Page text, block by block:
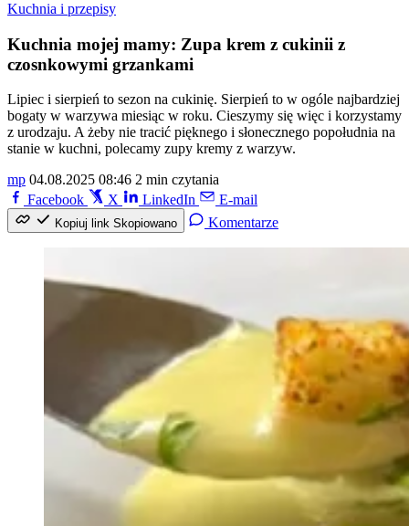
Kuchnia i przepisy
Kuchnia mojej mamy: Zupa krem z cukinii z
czosnkowymi grzankami
Lipiec i sierpień to sezon na cukinię. Sierpień to w ogóle najbardziej
bogaty w warzywa miesiąc w roku. Cieszymy się więc i korzystamy
z urodzaju. A żeby nie tracić pięknego i słonecznego popołudnia na
stanie w kuchni, polecamy zupy kremy z warzyw.
mp 04.08.2025 08:46 2 min czytania
Facebook
X LinkedIn E-mail
Kopiuj link Skopiowano Komentarze